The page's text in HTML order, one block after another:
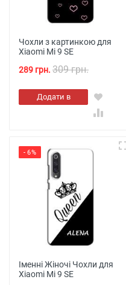
Чохли з картинкою для
Xiaomi Mi 9 SE
289 грн. 309 грн.
Додати в
кошик
- 6%
Іменні Жіночі Чохли для
Xiaomi Mi 9 SE